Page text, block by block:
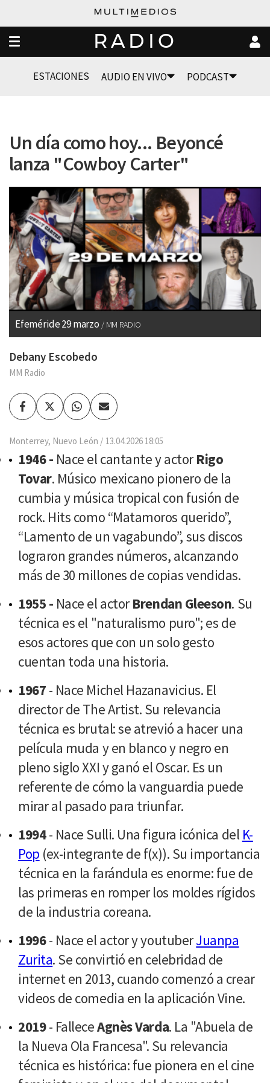
RADIO
ESTACIONES AUDIO EN VIVO PODCAST
Un día como hoy... Beyoncé
lanza "Cowboy Carter"
Efeméride 29 marzo MM RADIO
Debany Escobedo
MM Radio
FacebookTwitterWhatsapp
Enviar
por
Monterrey, Nuevo León 13.04.2026 18:05
1946 - Nace el cantante y actorRigo
Tovar. Músico mexicano pionero de la
cumbia y música tropical con fusión de
rock. Hits como “Matamoros querido”,
“Lamento de un vagabundo”, sus discos
lograron grandes números, alcanzando
más de 30 millones de copias vendidas.
1955 - Nace el actorBrendan Gleeson. Su
técnica es el "naturalismo puro"; es de
esos actores que con un solo gesto
cuentan toda una historia.
1967 - Nace Michel Hazanavicius. El
director de The Artist. Su relevancia
técnica es brutal: se atrevió a hacer una
película muda y en blanco y negro en
pleno siglo XXI y ganó el Oscar. Es un
referente de cómo la vanguardia puede
mirar al pasado para triunfar.
1994- Nace Sulli. Una figura icónica del K-
Pop (ex-integrante de f(x)). Su importancia
técnica en la farándula es enorme: fue de
las primeras en romper los moldes rígidos
de la industria coreana.
1996- Nace el actor y youtuberJuanpa
Zurita. Se convirtió en celebridad de
internet en 2013, cuando comenzó a crear
videos de comedia en la aplicación Vine.
2019- FalleceAgnès Varda. La "Abuela de
la Nueva Ola Francesa". Su relevancia
técnica es histórica: fue pionera en el cine